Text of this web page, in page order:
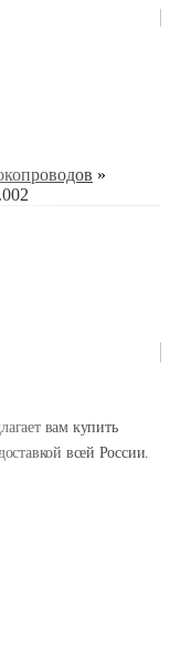
»
вам купить
всей России.